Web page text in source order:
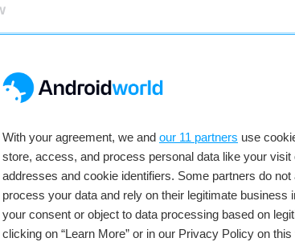
With your agreement, we and our 11 partners use
store, access, and process personal data like your visit
addresses and cookie identifiers. Some partners do
process your data and rely on their legitimate business
your consent or object to data processing based on
clicking on “Learn More” or in our Privacy Policy on this
je workouts in detail kan registreren. Hij telt
slaan per sprong registreren. Daarnaast
een beeld te geven van je voortgang tijdens
je activiteiten bekijken de verbrande
goed springtouw door de materialen die
die je makkelijk kan aanpassen. De
een goed idee is voor wie calorieën wil
mee vergeleken met de meeste andere